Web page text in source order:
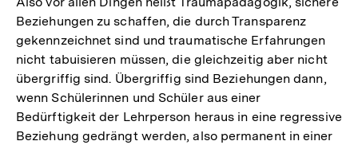
Beziehungen zu schaffen, die durch Transparenz
gekennzeichnet sind und traumatische Erfahrungen
nicht tabuisieren müssen, die gleichzeitig aber nicht
übergriffig sind. Übergriffig sind Beziehungen dann,
wenn Schülerinnen und Schüler aus einer
Bedürftigkeit der Lehrperson heraus in eine regressive
Beziehung gedrängt werden, also permanent in einer